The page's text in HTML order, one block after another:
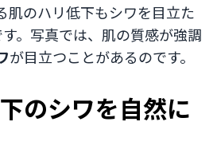
肌のハリ低下もシワを目立た
。写真では、肌の質感が強調
が目立つことがあるのです。
のシワを自然に